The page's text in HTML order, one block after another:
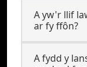
A yw'r llif
ar fy ffôn?
A fydd y